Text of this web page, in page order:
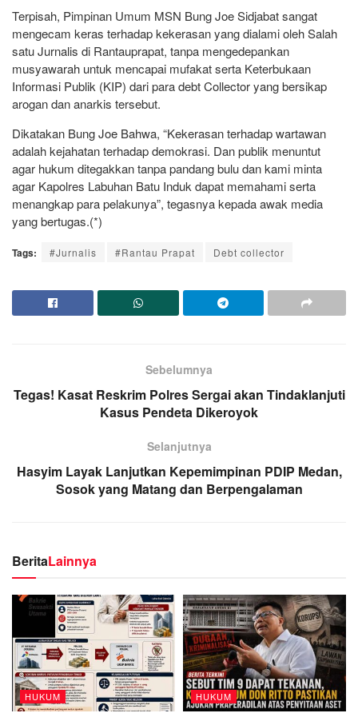
Terpisah, Pimpinan Umum MSN Bung Joe Sidjabat sangat
mengecam keras terhadap kekerasan yang dialami oleh Salah
satu Jurnalis di Rantauprapat, tanpa mengedepankan
musyawarah untuk mencapai mufakat serta Keterbukaan
Informasi Publik (KIP) dari para debt Collector yang bersikap
arogan dan anarkis tersebut.
Dikatakan Bung Joe Bahwa, “Kekerasan terhadap wartawan
adalah kejahatan terhadap demokrasi. Dan publik menuntut
agar hukum ditegakkan tanpa pandang bulu dan kami minta
agar Kapolres Labuhan Batu Induk dapat memahami serta
menangkap para pelakunya”, tegasnya kepada awak media
yang bertugas.(*)
Tags: #Jurnalis #Rantau Prapat Debt collector
Sebelumnya
Tegas! Kasat Reskrim Polres Sergai akan Tindaklanjuti
Kasus Pendeta Dikeroyok
Selanjutnya
Hasyim Layak Lanjutkan Kepemimpinan PDIP Medan,
Sosok yang Matang dan Berpengalaman
BeritaLainnya
HUKUM HUKUM